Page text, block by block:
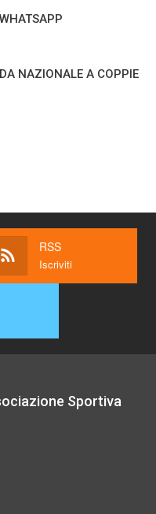
NAZIONALE A COPPIE
RSS
Iscriviti
Sportiva